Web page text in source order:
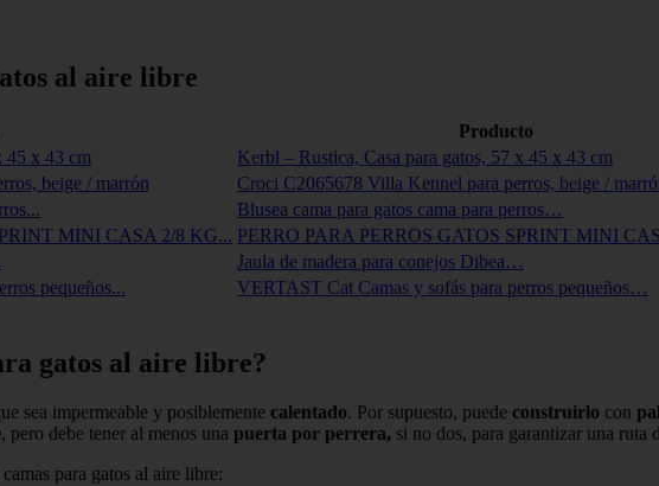
al aire libre
Producto
Kerbl – Rustica, Casa para gatos, 57 x 45 x 43 cm
Croci C2065678 Villa Kennel para perros, beige /
Blusea cama para gatos cama para perros…
PERRO PARA PERROS GATOS SPRINT MINI
Jaula de madera para conejos Dibea…
VERTAST Cat Camas y sofás para perros pequeños…
gatos al aire libre?
sea impermeable y posiblemente calentado. Por supuesto, puede construirlo con
, pero debe tener al menos una puerta por perrera, si no dos, para garantizar una ruta
para gatos al aire libre: